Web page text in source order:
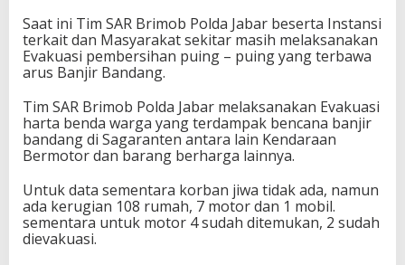
Saat ini Tim SAR Brimob Polda Jabar beserta Instansi
terkait dan Masyarakat sekitar masih melaksanakan
Evakuasi pembersihan puing – puing yang terbawa
arus Banjir Bandang.
Tim SAR Brimob Polda Jabar melaksanakan Evakuasi
harta benda warga yang terdampak bencana banjir
bandang di Sagaranten antara lain Kendaraan
Bermotor dan barang berharga lainnya.
Untuk data sementara korban jiwa tidak ada, namun
ada kerugian 108 rumah, 7 motor dan 1 mobil.
sementara untuk motor 4 sudah ditemukan, 2 sudah
dievakuasi.